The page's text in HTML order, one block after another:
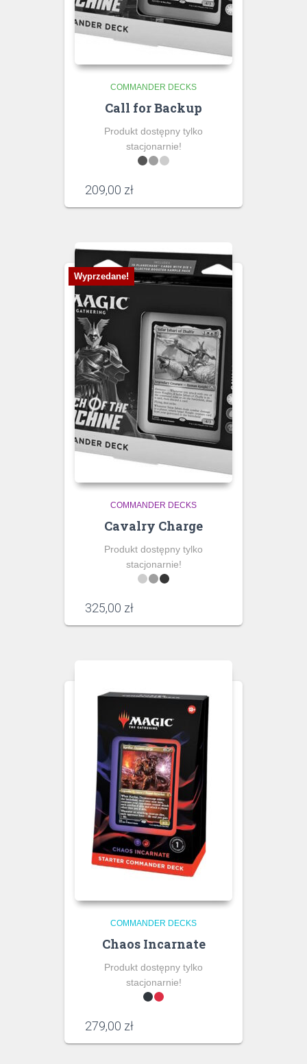
COMMANDER DECKS
Call for Backup
Produkt dostępny tylko
stacjonarnie!
209,00 zł
Wyprzedane!
COMMANDER DECKS
Cavalry Charge
Produkt dostępny tylko
stacjonarnie!
325,00 zł
COMMANDER DECKS
Chaos Incarnate
Produkt dostępny tylko
stacjonarnie!
279,00 zł